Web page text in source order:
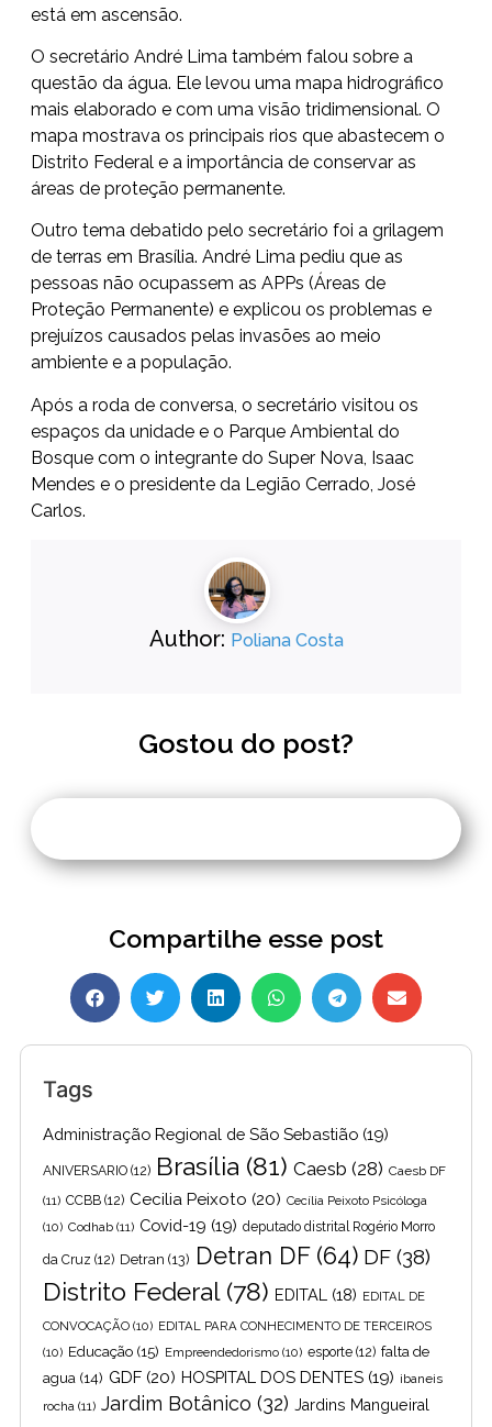
está em ascensão.
O secretário André Lima também falou sobre a
questão da água. Ele levou uma mapa hidrográfico
mais elaborado e com uma visão tridimensional. O
mapa mostrava os principais rios que abastecem o
Distrito Federal e a importância de conservar as
áreas de proteção permanente.
Outro tema debatido pelo secretário foi a grilagem
de terras em Brasília. André Lima pediu que as
pessoas não ocupassem as APPs (Áreas de
Proteção Permanente) e explicou os problemas e
prejuízos causados pelas invasões ao meio
ambiente e a população.
Após a roda de conversa, o secretário visitou os
espaços da unidade e o Parque Ambiental do
Bosque com o integrante do Super Nova, Isaac
Mendes e o presidente da Legião Cerrado, José
Carlos.
Author: Poliana Costa
Gostou do post?
Compartilhe esse post
Tags
Administração Regional de São Sebastião (19)
ANIVERSARIO (12) Brasília (81) Caesb (28) Caesb DF
(11) CCBB (12) Cecilia Peixoto (20) Cecília Peixoto Psicóloga
(10) Codhab (11) Covid-19 (19) deputado distrital Rogério Morro
da Cruz (12) Detran (13) Detran DF(64) DF (38)
Distrito Federal(78) EDITAL (18) EDITAL DE
CONVOCAÇÃO (10) EDITAL PARA CONHECIMENTO DE TERCEIROS
(10) Educação (15) Empreendedorismo (10) esporte (12) falta de
agua (14) GDF (20) HOSPITAL DOS DENTES (19) ibaneis
rocha (11) Jardim Botânico (32) Jardins Mangueiral